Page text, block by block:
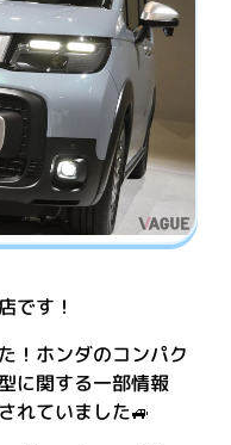
です！
！ホンダのコンパク
に関する一部情報
れていました🚙